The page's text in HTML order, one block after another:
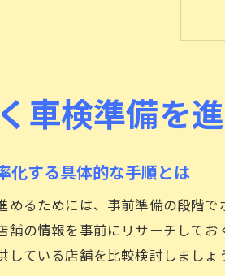
車検準備を
化する具体的な手順とは
めるためには、事前準備の段階
舗の情報を事前にリサーチして
している店舗を比較検討しましょ